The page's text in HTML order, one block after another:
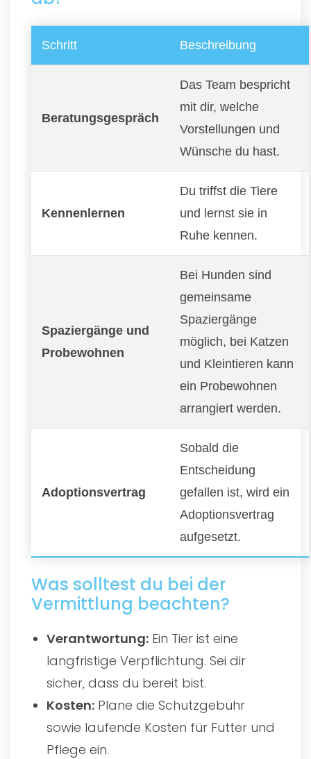
Schritt Beschreibung
Beratungsgespräch
Das Team bespricht
mit dir, welche
Vorstellungen und
Wünsche du hast.
Kennenlernen
Du triffst die Tiere
und lernst sie in
Ruhe kennen.
Spaziergänge und
Probewohnen
Bei Hunden sind
gemeinsame
Spaziergänge
möglich, bei Katzen
und Kleintieren kann
ein Probewohnen
arrangiert werden.
Adoptionsvertrag
Sobald die
Entscheidung
gefallen ist, wird ein
Adoptionsvertrag
aufgesetzt.
Was solltest du bei der
Vermittlung beachten?
Verantwortung: Ein Tier ist eine
langfristige Verpflichtung. Sei dir
sicher, dass du bereit bist.
Kosten: Plane die Schutzgebühr
sowie laufende Kosten für Futter und
Pflege ein.